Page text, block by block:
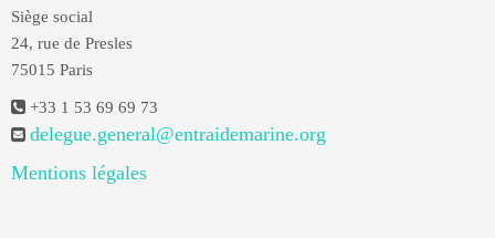
Siège social
24, rue de Presles
75015 Paris
+33 1 53 69 69 73
delegue.general@entraidemarine.org
Mentions légales